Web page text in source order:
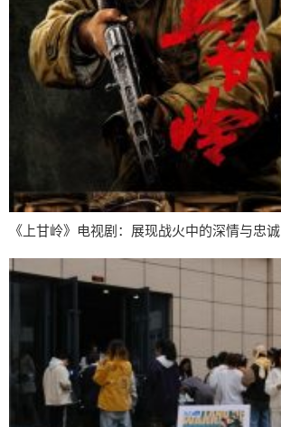
《上甘岭》电视剧：展现战火中的深情与忠诚